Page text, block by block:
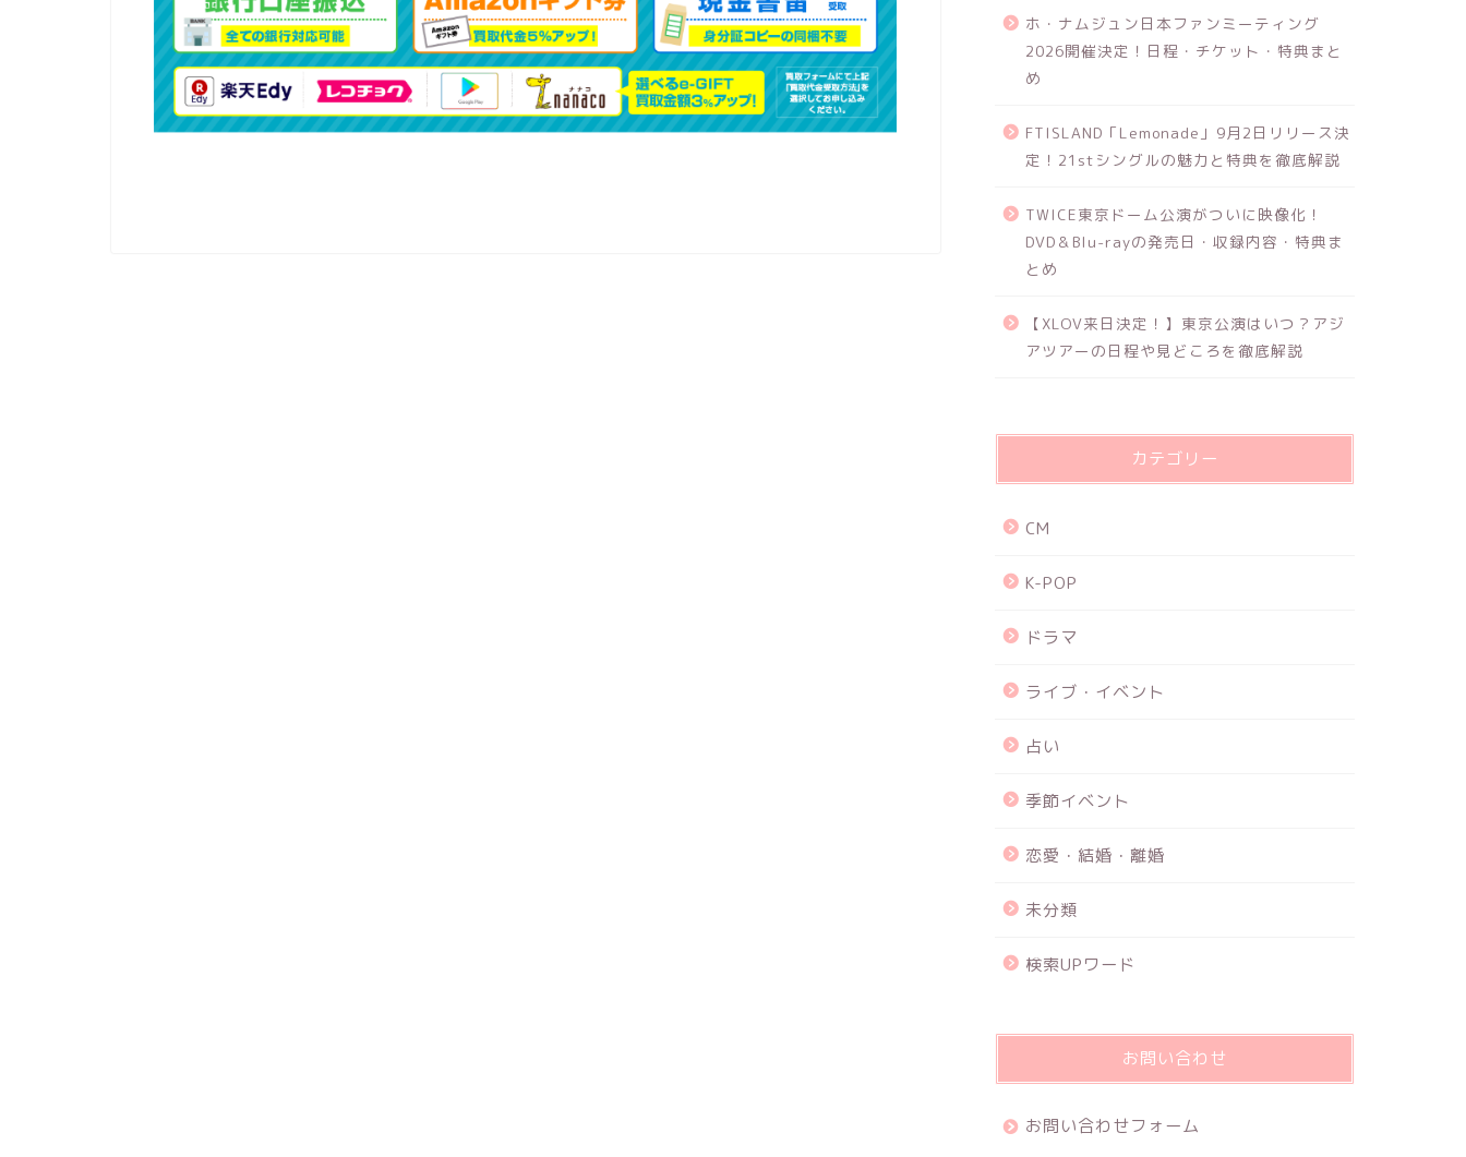
ホ・ナムジュン日本ファンミーティング
2026開催決定！日程・チケット・特典まと
め
FTISLAND「Lemonade」9月2日リリース決
定！21stシングルの魅力と特典を徹底解説
TWICE東京ドーム公演がついに映像化！
DVD＆Blu-rayの発売日・収録内容・特典ま
とめ
【XLOV来日決定！】東京公演はいつ？アジ
アツアーの日程や見どころを徹底解説
カテゴリー
CM
K-POP
ドラマ
ライブ・イベント
占い
季節イベント
恋愛・結婚・離婚
未分類
検索UPワード
お問い合わせ
お問い合わせフォーム